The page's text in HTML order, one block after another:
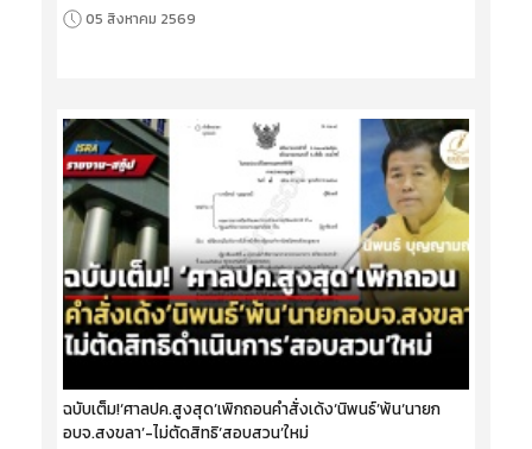
05 สิงหาคม 2569
ฉบับเต็ม!‘ศาลปค.สูงสุด’เพิกถอนคำสั่งเด้ง‘นิพนธ์’พ้น‘นายก
อบจ.สงขลา’-ไม่ตัดสิทธิ‘สอบสวน’ใหม่